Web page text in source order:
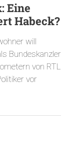
Eine
Habeck?
will
Bundeskanzler
von RTL
vor